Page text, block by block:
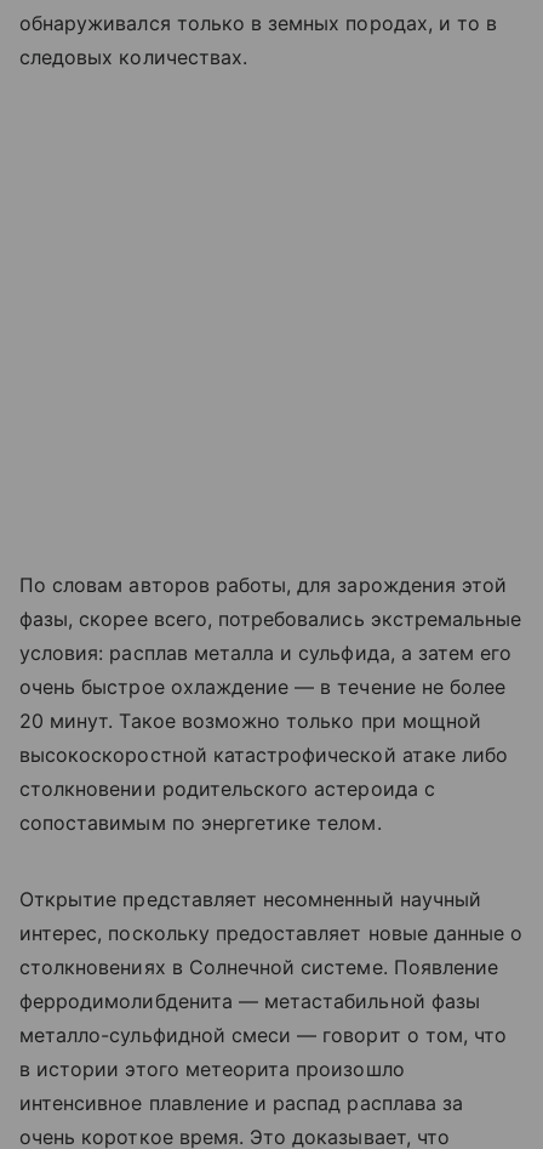
обнаруживался только в земных породах, и то в
следовых количествах.
По словам авторов работы, для зарождения этой
фазы, скорее всего, потребовались экстремальные
условия: расплав металла и сульфида, а затем его
очень быстрое охлаждение — в течение не более
20 минут. Такое возможно только при мощной
высокоскоростной катастрофической атаке либо
столкновении родительского астероида с
сопоставимым по энергетике телом.
Открытие представляет несомненный научный
интерес, поскольку предоставляет новые данные о
столкновениях в Солнечной системе. Появление
ферродимолибденита — метастабильной фазы
металло-сульфидной смеси — говорит о том, что
в истории этого метеорита произошло
интенсивное плавление и распад расплава за
очень короткое время. Это доказывает, что